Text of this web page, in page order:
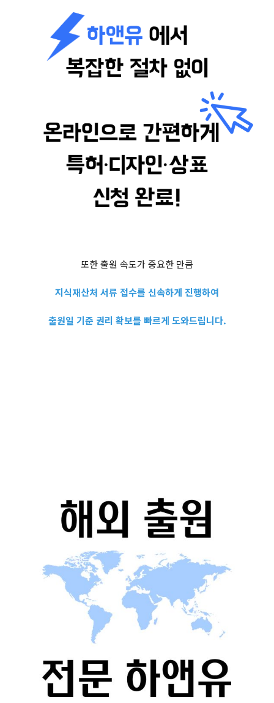
또한 출원 속도가 중요한 만큼
지식재산처 서류 접수를 신속하게 진행하여
출원일 기준 권리 확보를 빠르게 도와드립니다.